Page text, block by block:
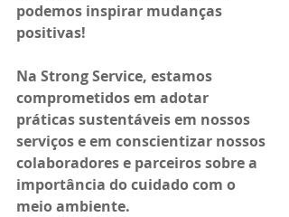
podemos inspirar mudanças
positivas!
Na Strong Service, estamos
comprometidos em adotar
práticas sustentáveis em nossos
serviços e em conscientizar nossos
colaboradores e parceiros sobre a
importância do cuidado com o
meio ambiente.